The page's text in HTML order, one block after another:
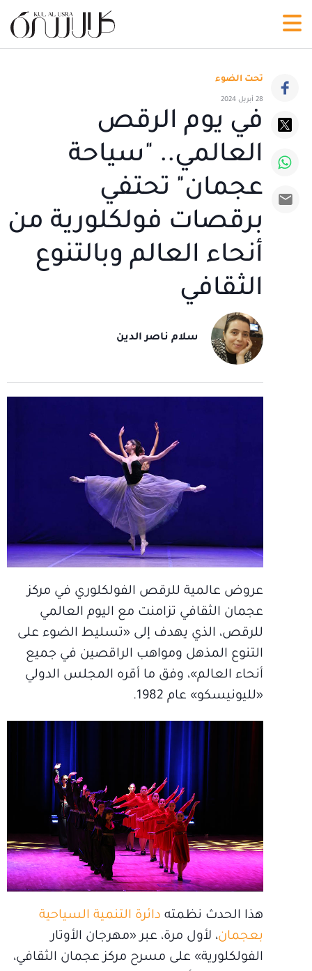
تحت الضوء
28 أبريل 2024
في يوم الرقص
العالمي.. "سياحة
عجمان" تحتفي
برقصات فولكلورية من
أنحاء العالم وبالتنوع
الثقافي
سلام ناصر الدين
عروض عالمية للرقص الفولكلوري في مركز
عجمان الثقافي تزامنت مع اليوم العالمي
للرقص، الذي يهدف إلى «تسليط الضوء على
التنوع المذهل ومواهب الراقصين في جميع
أنحاء العالم»، وفق ما أقره المجلس الدولي
«لليونيسكو» عام 1982.
هذا الحدث نظمته دائرة التنمية السياحية
بعجمان، لأول مرة، عبر «مهرجان الأوتار
الفولكلورية» على مسرح مركز عجمان الثقافي،